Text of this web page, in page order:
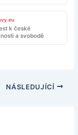
k české
a svobodě
NÁSLEDUJÍCÍ